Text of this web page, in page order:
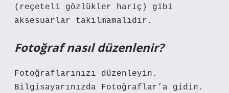
(reçeteli gözlükler hariç) gibi
aksesuarlar takılmamalıdır.
Fotoğraf nasıl düzenlenir?
Fotoğraflarınızı düzenleyin.
Bilgisayarınızda Fotoğraflar’a gidin.